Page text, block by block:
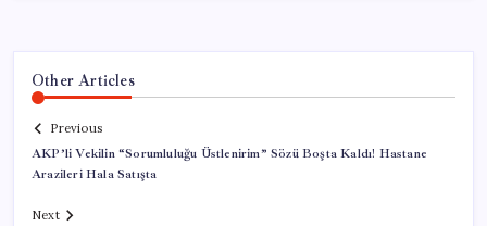
Other Articles
Previous
AKP’li Vekilin “Sorumluluğu Üstlenirim” Sözü Boşta Kaldı! Hastane
Arazileri Hala Satışta
Next